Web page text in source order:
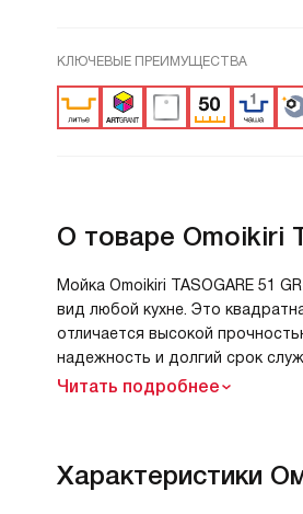
КЛЮЧЕВЫЕ ПРЕИМУЩЕСТВА
О товаре Omoikiri
Мойка Omoikiri TASOGARE 51
вид любой кухне. Это
отличается высокой
надежность и долгий срок
Читать подробнее
Характеристики